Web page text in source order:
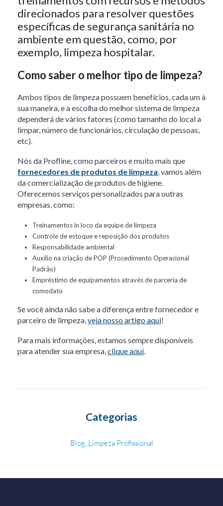
direcionados para resolver questões
específicas de segurança sanitária no
ambiente em questão, como, por
exemplo, limpeza hospitalar.
Como saber o melhor tipo de limpeza?
Ambos tipos de limpeza possuem benefícios, cada um à
sua maneira, e a escolha do melhor sistema de limpeza
dependerá de vários fatores (como tamanho do local a
limpar, número de funcionários, circulação de pessoas,
etc).
Nós da Profline, como parceiros e muito mais que
fornecedores de produtos de limpeza, vamos além
da comercialização de produtos de higiene.
Oferecemos serviços personalizados para outras
empresas, como:
Treinamentos in loco da equipe de limpeza
Controle de estoque e reposição dos produtos
Responsabilidade ambiental
Auxílio na criação de POP (Procedimento Operacional
Padrão)
Empréstimo de equipamentos através de parceria de
comodato
Se você ainda não sabe a diferença entre fornecedor e
parceiro de limpeza, veja nosso artigo aqui!
Para mais informações, estamos sempre disponíveis
para atender sua empresa,clique aqui.
Categorias
Blog Limpeza Profissional